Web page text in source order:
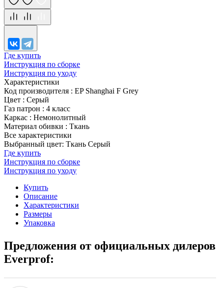
Где купить
Инструкция по сборке
Инструкция по уходу
Характеристики
Код производителя : EP Shanghai F Grey
Цвет : Серый
Газ патрон : 4 класс
Каркас : Немонолитный
Материал обивки : Ткань
Все характеристики
Выбранный цвет: Ткань Серый
Где купить
Инструкция по сборке
Инструкция по уходу
Купить
Описание
Характеристики
Размеры
Упаковка
Предложения от официальных дилеров
Everprof: